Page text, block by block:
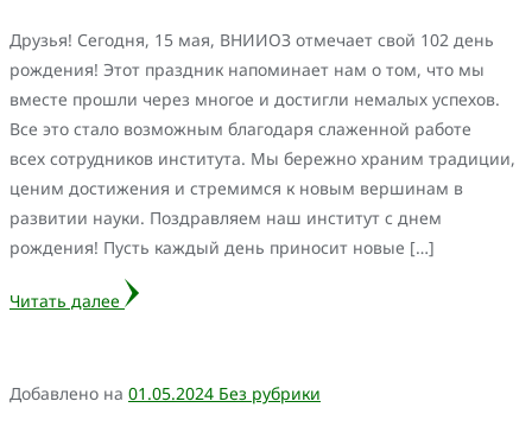
Друзья! Сегодня, 15 мая, ВНИИОЗ отмечает свой 102 день
рождения! Этот праздник напоминает нам о том, что мы
вместе прошли через многое и достигли немалых успехов.
Все это стало возможным благодаря слаженной работе
всех сотрудников института. Мы бережно храним традиции,
ценим достижения и стремимся к новым вершинам в
развитии науки. Поздравляем наш институт с днем
рождения! Пусть каждый день приносит новые […]
Читать далее
Добавлено на 01.05.2024 Без рубрики